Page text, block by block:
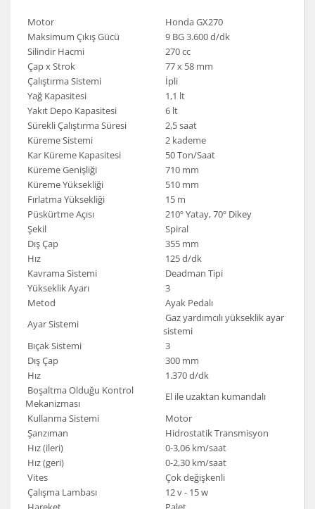
Motor
Honda GX270
Maksimum Çıkış Gücü
9 BG 3.600 d/dk
Silindir Hacmi
270 cc
Çap x Strok
77 x 58 mm
Çalıştırma Sistemi
İpli
Yağ Kapasitesi
1,1 lt
Yakıt Depo Kapasitesi
6 lt
Sürekli Çalıştırma Süresi
2,5 saat
Küreme Sistemi
2 kademe
Kar Küreme Kapasitesi
50 Ton/Saat
Küreme Genişliği
710 mm
Küreme Yüksekliği
510 mm
Fırlatma Yüksekliği
15 m
Püskürtme Açısı
210º Yatay, 70º Dikey
Şekil
Spiral
Dış Çap
355 mm
Hız
125 d/dk
Kavrama Sistemi
Deadman Tipi
Yükseklik Ayarı
3
Metod
Ayak Pedalı
Ayar Sistemi
Gaz yardımcılı yükseklik ayar
sistemi
Bıçak Sistemi
3
Dış Çap
300 mm
Hız
1.370 d/dk
Boşaltma Olduğu Kontrol
Mekanizması
El ile uzaktan kumandalı
Kullanma Sistemi
Motor
Şanzıman
Hidrostatik Transmisyon
Hız (ileri)
0-3,06 km/saat
Hız (geri)
0-2,30 km/saat
Vites
Çok değişkenli
Çalışma Lambası
12 v - 15 w